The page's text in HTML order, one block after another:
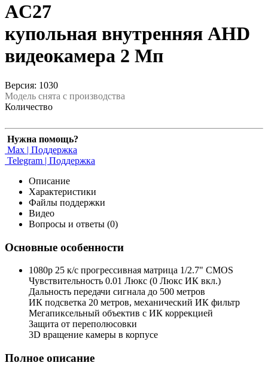
AC27
купольная внутренняя AHD
видеокамера 2 Мп
Версия: 1030
Модель снята с производства
Количество
Нужна помощь?
Max | Поддержка
Telegram | Поддержка
Описание
Характеристики
Файлы поддержки
Видео
Вопросы и ответы (0)
Основные особенности
1080p 25 к/с прогрессивная матрица 1/2.7" CMOS
Чувствительность 0.01 Люкс (0 Люкс ИК вкл.)
Дальность передачи сигнала до 500 метров
ИК подсветка 20 метров, механический ИК фильтр
Мегапиксельный объектив с ИК коррекцией
Защита от переполюсовки
3D вращение камеры в корпусе
Полное описание